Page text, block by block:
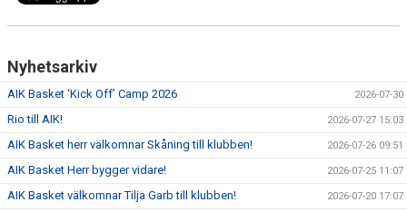
Nyhetsarkiv
AIK Basket ‘Kick Off’ Camp 2026 2026-07-30
Rio till AIK! 2026-07-27 15:03
AIK Basket herr välkomnar Skåning till klubben! 2026-07-26 09:51
AIK Basket Herr bygger vidare! 2026-07-25 11:07
AIK Basket välkomnar Tilja Garb till klubben! 2026-07-20 17:07